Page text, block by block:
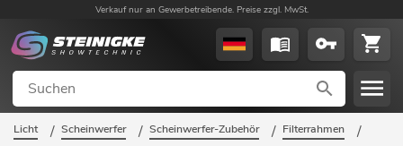
Verkauf nur an Gewerbetreibende. Preise zzgl. MwSt.
Licht / Scheinwerfer / Scheinwerfer-Zubehör / Filterrahmen /